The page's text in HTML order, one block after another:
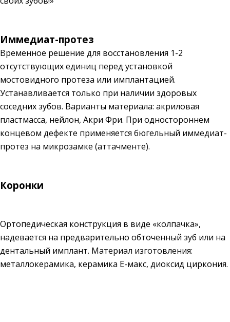
Иммедиат-протез
Временное решение для восстановления 1-2
отсутствующих единиц перед установкой
мостовидного протеза или имплантацией.
Устанавливается только при наличии здоровых
соседних зубов. Варианты материала: акриловая
пластмасса, нейлон, Акри Фри. При одностороннем
концевом дефекте применяется бюгельный иммедиат-
протез на микрозамке (аттачменте).
Коронки
Ортопедическая конструкция в виде «колпачка»,
надевается на предварительно обточенный зуб или на
дентальный имплант. Материал изготовления:
металлокерамика, керамика Е-макс, диоксид циркония.